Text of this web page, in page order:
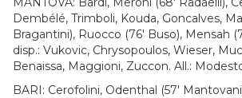
Dembélé, Trimboli, Kouda, Goncalves,
Bragantini), Ruocco (76' Buso), Mensah
disp.: Vukovic, Chrysopoulos, Wieser,
Benaissa, Maggioni, Zuccon. All.:
BARI: Cerofolini, Odenthal (57'